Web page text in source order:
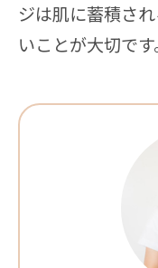
ジは肌に蓄積さ
いことが大切です